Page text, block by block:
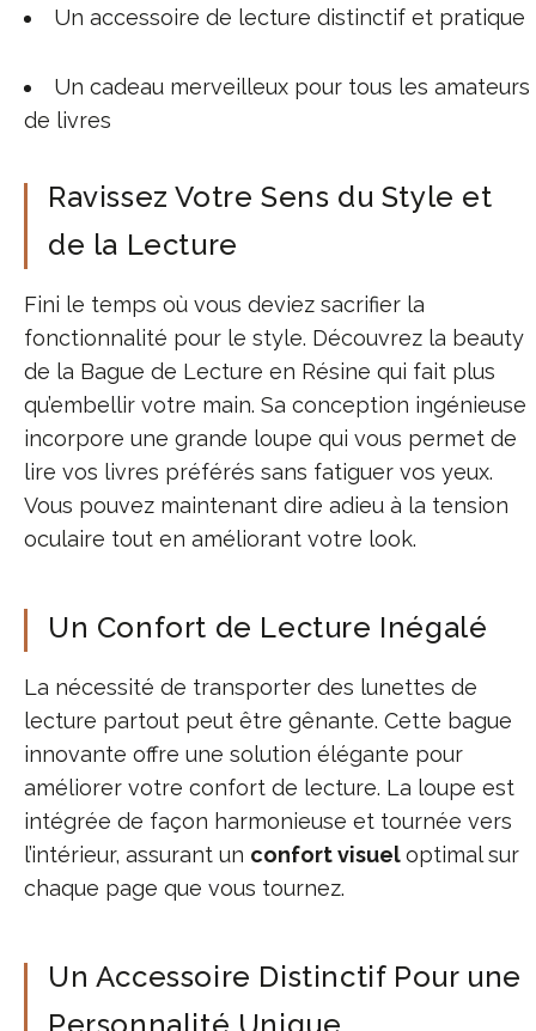
Un accessoire de lecture distinctif et pratique
Un cadeau merveilleux pour tous les amateurs
de livres
Ravissez Votre Sens du Style et
de la Lecture
Fini le temps où vous deviez sacrifier la
fonctionnalité pour le style. Découvrez la beauty
de la Bague de Lecture en Résine qui fait plus
qu’embellir votre main. Sa conception ingénieuse
incorpore une grande loupe qui vous permet de
lire vos livres préférés sans fatiguer vos yeux.
Vous pouvez maintenant dire adieu à la tension
oculaire tout en améliorant votre look.
Un Confort de Lecture Inégalé
La nécessité de transporter des lunettes de
lecture partout peut être gênante. Cette bague
innovante offre une solution élégante pour
améliorer votre confort de lecture. La loupe est
intégrée de façon harmonieuse et tournée vers
l’intérieur, assurant un confort visueloptimal sur
chaque page que vous tournez.
Un Accessoire Distinctif Pour une
Personnalité Unique